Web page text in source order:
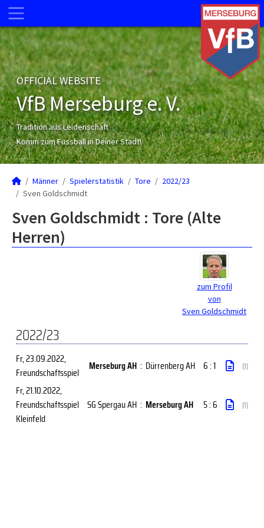
OFFICIAL WEBSITE
VfB Merseburg e. V.
Tradition aus Leidenschaft
Komm zum Fussball in Deiner Stadt!
Männer Spielerstatistik Tore
2022/23
Sven Goldschmidt
Sven Goldschmidt : Tore (Alte
Herren)
zum Profil
von
Sven Goldschmidt
2022/23
Fr, 23.09.2022,
Freundschaftsspiel
Merseburg AH : Dürrenberg AH 6 : 1 (1)
Fr, 21.10.2022,
Freundschaftsspiel
Kleinfeld
SG Spergau AH : Merseburg AH 5 : 6 (1)